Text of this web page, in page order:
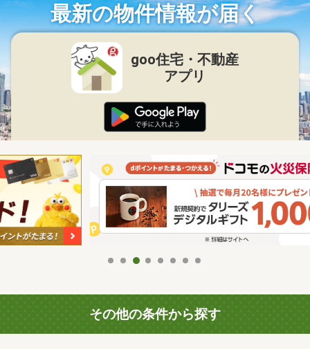
最新の物件情報が届く
goo住宅・不動産
アプリ
その他の条件から探す